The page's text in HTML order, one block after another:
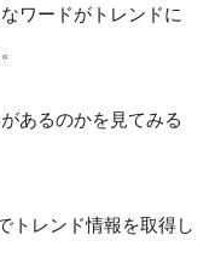
ワードがトレンドに
あるのかを見てみる
トレンド情報を取得し